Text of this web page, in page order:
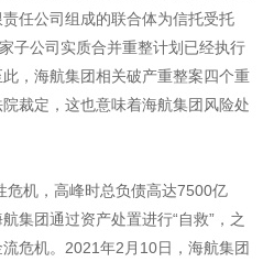
任公司组成的联合体为信托受托
子公司实质合并重整计划已经执行
，海航集团相关破产重整案四个重
裁定，这也意味着海航集团风险处
危机，高峰时总负债高达7500亿
集团通过资产处置进行“自救”，之
危机。2021年2月10日，海航集团